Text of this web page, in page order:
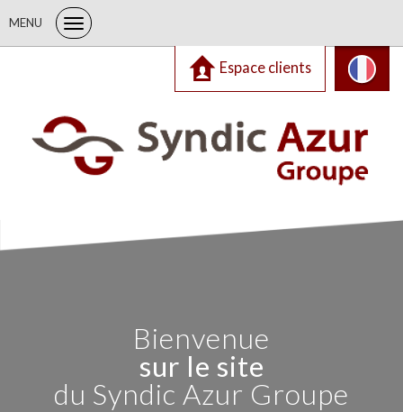
MENU
Espace clients
Bienvenue
sur le site
du Syndic Azur Groupe